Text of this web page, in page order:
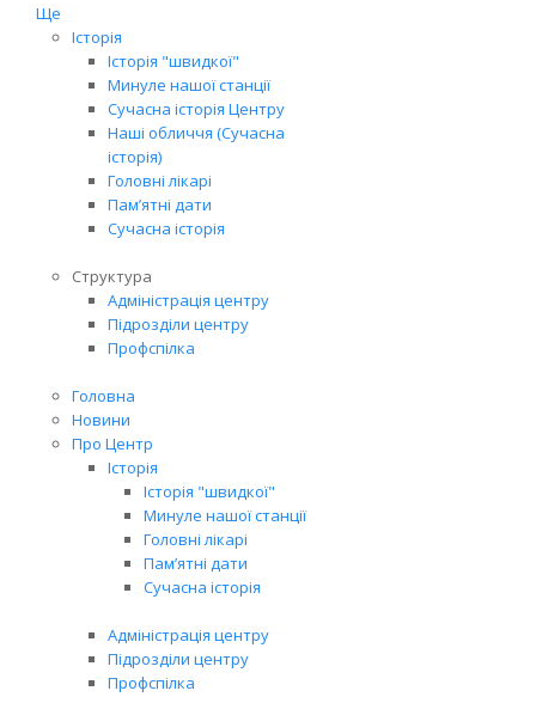
Ще
Історія
Історія "швидкої"
Минуле нашої станції
Сучасна історія Центру
Наші обличчя (Сучасна
історія)
Головні лікарі
Пам’ятні дати
Сучасна історія
Структура
Адміністрація центру
Підрозділи центру
Профспілка
Головна
Новини
Про Центр
Історія
Історія "швидкої"
Минуле нашої станції
Головні лікарі
Пам’ятні дати
Сучасна історія
Адміністрація центру
Підрозділи центру
Профспілка